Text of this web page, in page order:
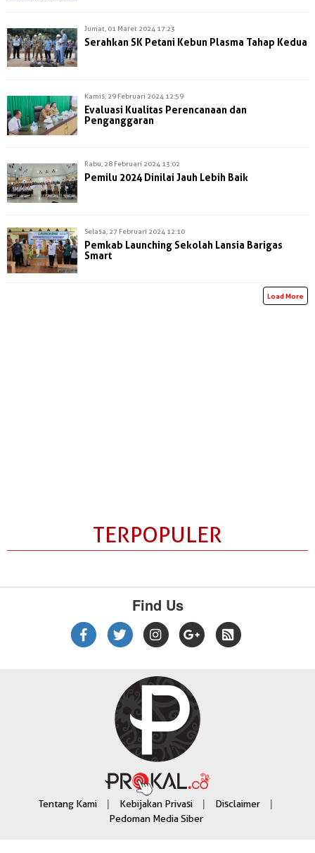
Jumat, 01 Maret 2024 17:23
Serahkan SK Petani Kebun Plasma Tahap Kedua
Kamis, 29 Februari 2024 12:59
Evaluasi Kualitas Perencanaan dan
Penganggaran
Rabu, 28 Februari 2024 13:02
Pemilu 2024 Dinilai Jauh Lebih Baik
Selasa, 27 Februari 2024 12:10
Pemkab Launching Sekolah Lansia Barigas
Smart
Load More
TERPOPULER
Find Us
Tentang Kami | Kebijakan Privasi | Disclaimer |
Pedoman Media Siber